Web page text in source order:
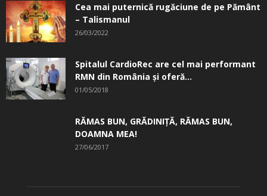
Cea mai puternică rugăciune de pe Pământ
– Talismanul
26/03/2022
Spitalul CardioRec are cel mai performant
RMN din România și oferă...
01/05/2018
RĂMAS BUN, GRĂDINIŢĂ, ­RĂMAS BUN,
DOAMNA MEA!
27/06/2017